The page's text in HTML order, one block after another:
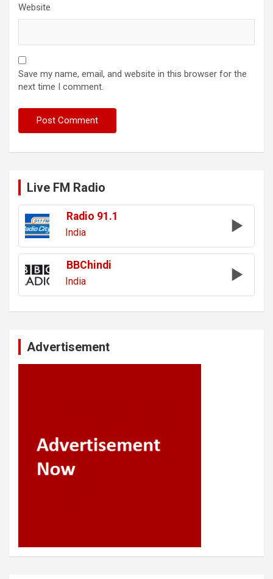
Website
Save my name, email, and website in this browser for the
next time I comment.
Live FM Radio
Radio 91.1
India
BBChindi
India
Advertisement